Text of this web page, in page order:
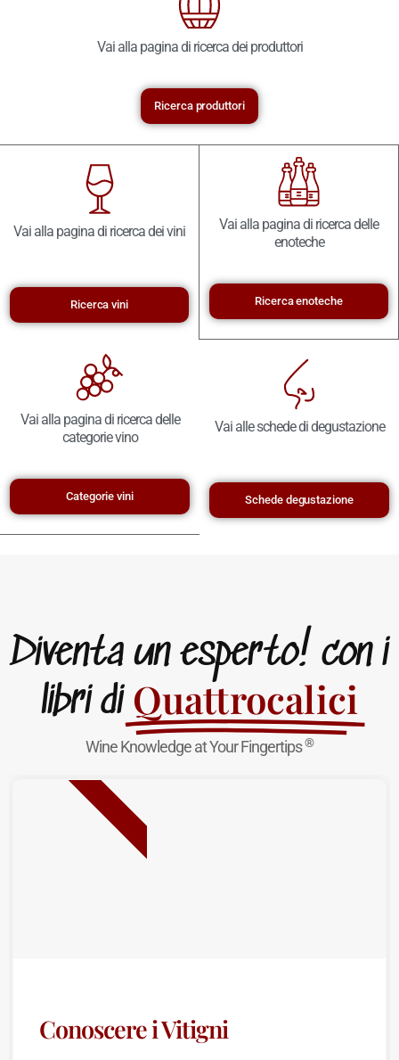
Vai alla pagina di ricerca dei produttori
Ricerca produttori
Vai alla pagina di ricerca dei vini
Ricerca vini
Vai alla pagina di ricerca delle
enoteche
Ricerca enoteche
Vai alla pagina di ricerca delle
categorie vino
Categorie vini
Vai alle schede di degustazione
Schede degustazione
Diventa un esperto! con i
libri di Quattrocalici
Wine Knowledge at Your Fingertips®
Conoscere i Vitigni
NUOVA USCITA